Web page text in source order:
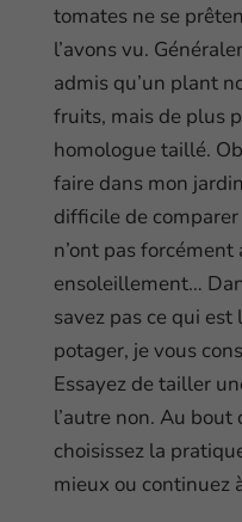
tomates ne se
l’avons vu.
admis qu’un plant
fruits, mais de plus
homologue taillé.
faire dans mon
difficile de
n’ont pas
ensoleillement…
savez pas ce qui
potager, je vous
Essayez de tailler
l’autre non. Au bout
choisissez la
mieux ou continuez